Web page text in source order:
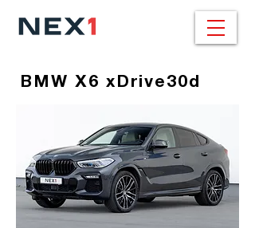
BMW X6 xDrive30d